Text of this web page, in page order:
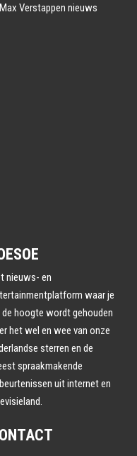
Max Verstappen nieuws
nieuws- en
waar je
de hoogte wordt gehouden
het wel en wee van onze
sterren en de
spraakmakende
uit internet en